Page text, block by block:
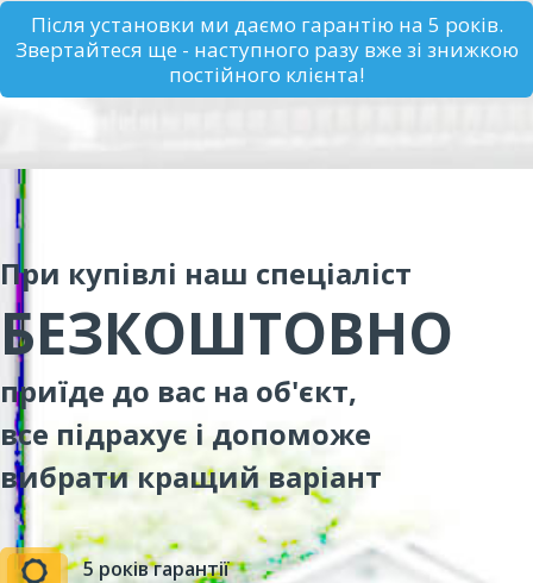
Після установки ми даємо гарантію на 5 років.
Звертайтеся ще - наступного разу вже зі знижкою
постійного клієнта!
При купівлі наш спеціаліст
БЕЗКОШТОВНО
приїде до вас на об'єкт,
все підрахує і допоможе
вибрати кращий варіант
5 років гарантії